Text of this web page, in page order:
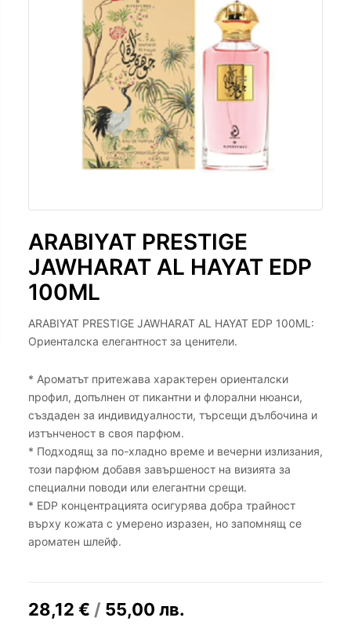
ARABIYAT PRESTIGE
JAWHARAT AL HAYAT EDP
100ML
ARABIYAT PRESTIGE JAWHARAT AL HAYAT EDP 100ML:
Ориенталска елегантност за ценители.
* Ароматът притежава характерен ориенталски
профил, допълнен от пикантни и флорални нюанси,
създаден за индивидуалности, търсещи дълбочина и
изтънченост в своя парфюм.
* Подходящ за по-хладно време и вечерни излизания,
този парфюм добавя завършеност на визията за
специални поводи или елегантни срещи.
* EDP концентрацията осигурява добра трайност
върху кожата с умерено изразен, но запомнящ се
ароматен шлейф.
28,12 € / 55,00 лв.